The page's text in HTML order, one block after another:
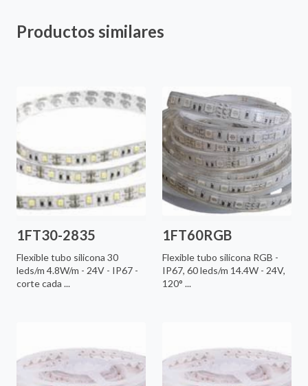
Productos similares
1FT30-2835
Flexible tubo silicona 30
leds/m 4.8W/m - 24V - IP67 -
corte cada ...
1FT60RGB
Flexible tubo silicona RGB -
IP67, 60 leds/m 14.4W - 24V,
120° ...